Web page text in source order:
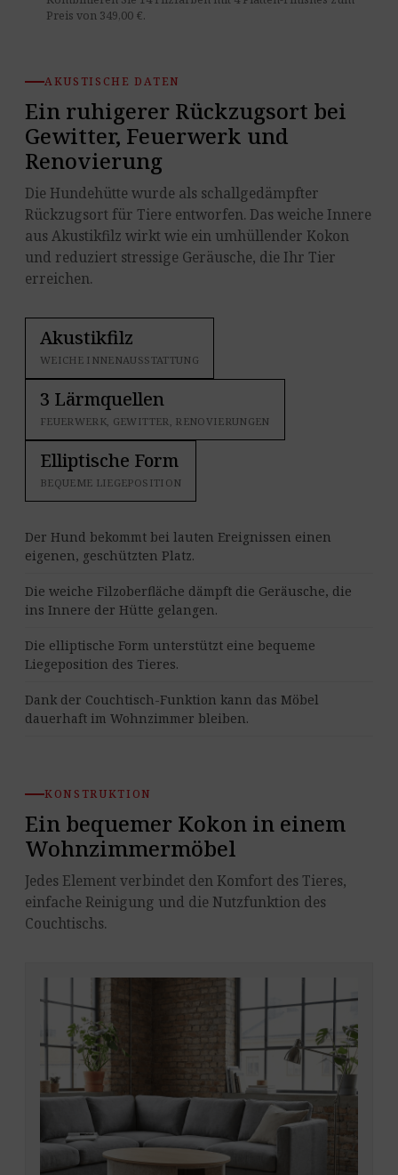
Preis von 349,00 €.
AKUSTISCHE DATEN
Ein ruhigerer Rückzugsort bei
Gewitter, Feuerwerk und
Renovierung
Die Hundehütte wurde als schallgedämpfter
Rückzugsort für Tiere entworfen. Das weiche Innere
aus Akustikfilz wirkt wie ein umhüllender Kokon
und reduziert stressige Geräusche, die Ihr Tier
erreichen.
Akustikfilz
WEICHE INNENAUSSTATTUNG
3 Lärmquellen
FEUERWERK, GEWITTER, RENOVIERUNGEN
Elliptische Form
BEQUEME LIEGEPOSITION
Der Hund bekommt bei lauten Ereignissen einen
eigenen, geschützten Platz.
Die weiche Filzoberfläche dämpft die Geräusche, die
ins Innere der Hütte gelangen.
Die elliptische Form unterstützt eine bequeme
Liegeposition des Tieres.
Dank der Couchtisch-Funktion kann das Möbel
dauerhaft im Wohnzimmer bleiben.
KONSTRUKTION
Ein bequemer Kokon in einem
Wohnzimmermöbel
Jedes Element verbindet den Komfort des Tieres,
einfache Reinigung und die Nutzfunktion des
Couchtischs.